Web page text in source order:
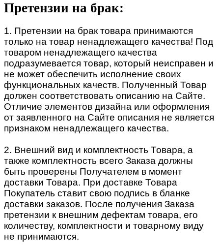
Претензии на брак:
1. Претензии на брак товара принимаются
только на товар ненадлежащего качества! Под
товаром ненадлежащего качества
подразумевается товар, который неисправен и
не может обеспечить исполнение своих
функциональных качеств. Полученный Товар
должен соответствовать описанию на Сайте.
Отличие элементов дизайна или оформления
от заявленного на Сайте описания не является
признаком ненадлежащего качества.
2. Внешний вид и комплектность Товара, а
также комплектность всего Заказа должны
быть проверены Получателем в момент
доставки Товара. При доставке Товара
Покупатель ставит свою подпись в бланке
доставки заказов. После получения Заказа
претензии к внешним дефектам товара, его
количеству, комплектности и товарному виду
не принимаются.